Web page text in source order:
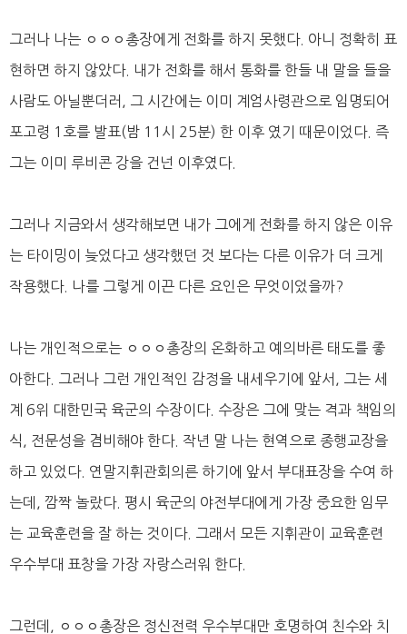
그러나 나는 ㅇㅇㅇ총장에게 전화를 하지 못했다. 아니 정확히 표
현하면 하지 않았다. 내가 전화를 해서 통화를 한들 내 말을 들을
사람도 아닐뿐더러, 그 시간에는 이미 계엄사령관으로 임명되어
포고령 1호를 발표(밤 11시 25분) 한 이후 였기 때문이었다. 즉
그는 이미 루비콘 강을 건넌 이후였다.
그러나 지금와서 생각해보면 내가 그에게 전화를 하지 않은 이유
는 타이밍이 늦었다고 생각했던 것 보다는 다른 이유가 더 크게
작용했다. 나를 그렇게 이끈 다른 요인은 무엇이었을까?
나는 개인적으로는 ㅇㅇㅇ총장의 온화하고 예의바른 태도를 좋
아한다. 그러나 그런 개인적인 감정을 내세우기에 앞서, 그는 세
계 6위 대한민국 육군의 수장이다. 수장은 그에 맞는 격과 책임의
식, 전문성을 겸비해야 한다. 작년 말 나는 현역으로 종행교장을
하고 있었다. 연말지휘관회의른 하기에 앞서 부대표장을 수여 하
는데, 깜짝 놀랐다. 평시 육군의 야전부대에게 가장 중요한 임무
는 교육훈련을 잘 하는 것이다. 그래서 모든 지휘관이 교육훈련
우수부대 표창을 가장 자랑스러워 한다.
그런데, ㅇㅇㅇ총장은 정신전력 우수부대만 호명하여 친수와 치